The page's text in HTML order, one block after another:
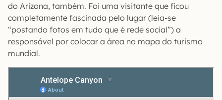
do Arizona, também. Foi uma visitante que ficou
completamente fascinada pelo lugar (leia-se
“postando fotos em tudo que é rede social”) a
responsável por colocar a área no mapa do turismo
mundial.